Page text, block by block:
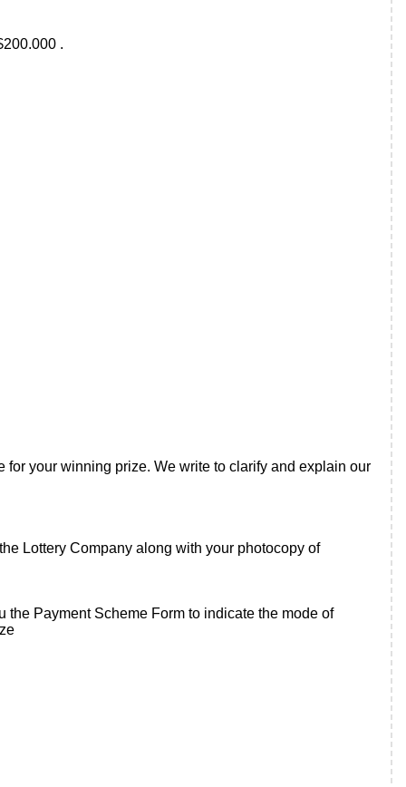
.
your winning prize. We write to clarify and explain our
Lottery Company along with your photocopy of
Payment Scheme Form to indicate the mode of